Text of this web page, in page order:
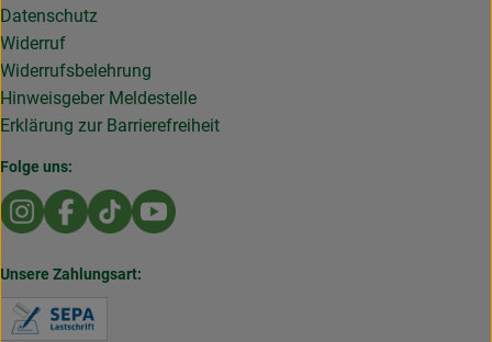
Datenschutz
Widerruf
Widerrufsbelehrung
Hinweisgeber Meldestelle
Erklärung zur Barrierefreiheit
Folge uns:
Externer Link zu https://www.instagram.com/
Externer Link zu https://www.facebook.com/
Externer Link zu https://www.tiktok.com/
Externer Link zu https://
Unsere Zahlungsart: